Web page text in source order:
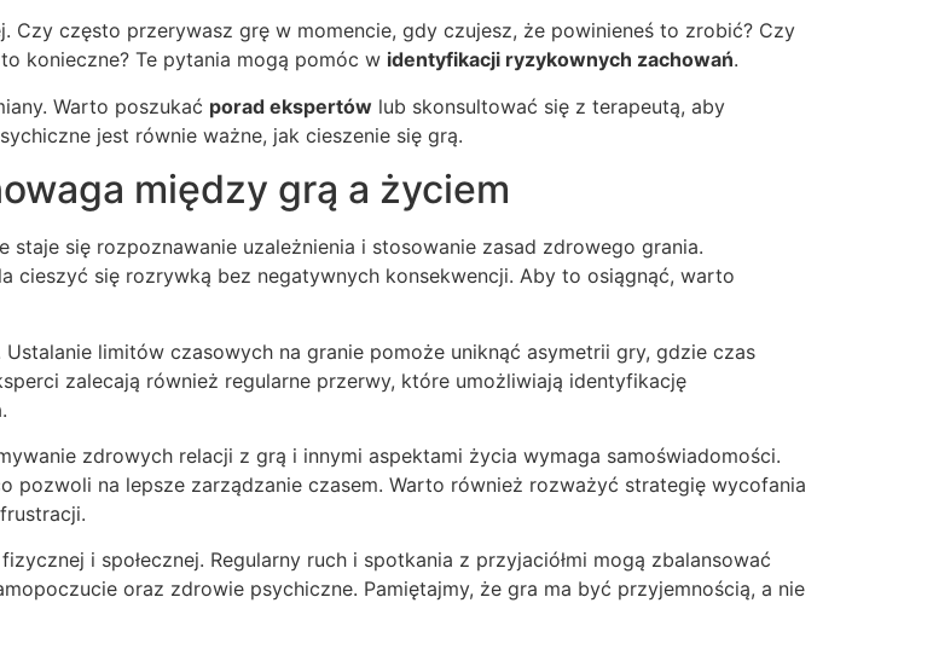
Czy często przerywasz grę w momencie, gdy czujesz, że powinieneś to zrobić? Czy
konieczne? Te pytania mogą pomóc w identyfikacji ryzykownych zachowań.
Warto poszukać porad ekspertów lub skonsultować się z terapeutą, aby
jest równie ważne, jak cieszenie się grą.
między grą a życiem
się rozpoznawanie uzależnienia i stosowanie zasad zdrowego grania.
cieszyć się rozrywką bez negatywnych konsekwencji. Aby to osiągnąć, warto
limitów czasowych na granie pomoże uniknąć asymetrii gry, gdzie czas
zalecają również regularne przerwy, które umożliwiają identyfikację
zdrowych relacji z grą i innymi aspektami życia wymaga samoświadomości.
pozwoli na lepsze zarządzanie czasem. Warto również rozważyć strategię wycofania
i społecznej. Regularny ruch i spotkania z przyjaciółmi mogą zbalansować
oraz zdrowie psychiczne. Pamiętajmy, że gra ma być przyjemnością, a nie